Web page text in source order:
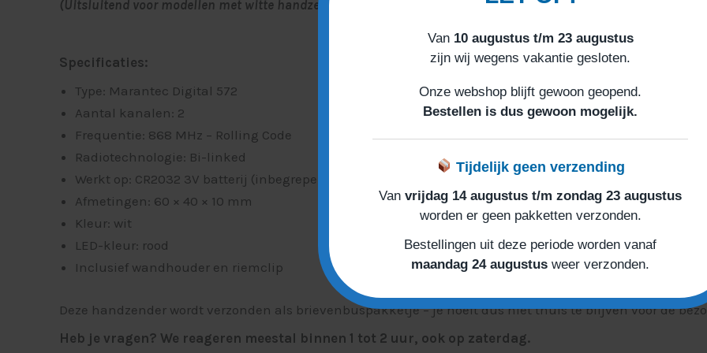
(Uitsluitend voor modellen met witte handzenders)
Specificaties:
Type: Marantec Digital 572
Aantal kanalen: 2
Frequentie: 868 MHz – Rolling Code
Radiotechnologie: Bi-linked
Werkt op: CR2032 3V batterij (inbegrepen)
Afmetingen: 60 × 40 × 10 mm
Kleur: wit
LED-kleur: rood
Inclusief wandhouder en riemclip
Deze handzender wordt verzonden als brievenbuspakketje – je hoeft dus niet thuis te blijven voor de
Heb je vragen? We reageren meestal binnen 1 tot 2 uur, ook op zaterdag.
Van 10 augustus t/m 23 augustus
zijn wij wegens vakantie gesloten.
Onze webshop blijft gewoon geopend.
Bestellen is dus gewoon mogelijk.
Tijdelijk geen verzending
Vanvrijdag 14 augustus t/m zondag 23 augustus
worden er geen pakketten verzonden.
Bestellingen uit deze periode worden vanaf
maandag 24 augustus weer verzonden.